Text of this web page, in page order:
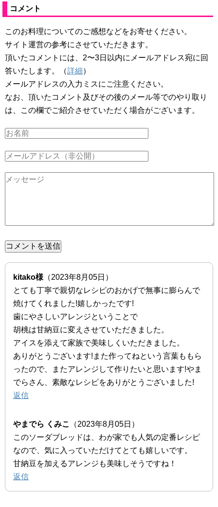
コメント
このお料理についてのご感想などをお寄せください。
サイト運営の参考にさせていただきます。
頂いたコメントには、2〜3日以内にメールアドレス宛に回
答いたします。（詳細）
メールアドレスの入力ミスにご注意ください。
なお、頂いたコメント及びその後のメール等でのやり取り
は、この欄でご紹介させていただく場合がございます。
kitako様 （2023年8月05日）
とても丁寧で親切なレシピのおかげで無事に膨らんで
焼けてくれました!嬉しかったです!
歯にやさしいアレンジということで
胡桃は甘納豆に変えさせていただきました。
アイスを添えて家族で美味しくいただきました。
ありがとうございます!また作ってねという言葉ももら
ったので、またアレンジして作りたいと思います!やま
でらさん、素敵なレシピをありがとうございました!
返信
やまでら くみこ
（2023年8月05日）
このソーダブレッドは、わが家でも人気の定番レシピ
なので、気に入っていただけてとても嬉しいです。
甘納豆を加えるアレンジも美味しそうですね！
返信